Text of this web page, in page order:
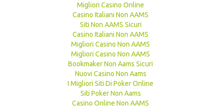
Migliori Casino Online
Casino Italiani Non AAMS
Siti Non AAMS Sicuri
Casino Italiani Non AAMS
Migliori Casino Non AAMS
Migliori Casino Non AAMS
Bookmaker Non Aams Sicuri
Nuovi Casino Non Aams
I Migliori Siti Di Poker Online
Siti Poker Non Aams
Casino Online Non AAMS